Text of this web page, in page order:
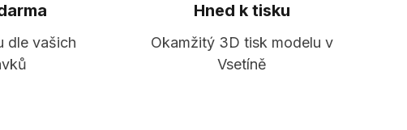
dle vašich
Hned k tisku
Okamžitý 3D tisk modelu v
Vsetíně